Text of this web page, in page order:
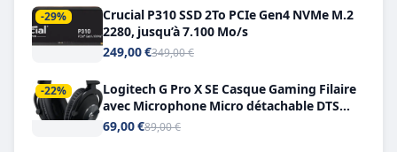
-29%
Crucial P310 SSD 2To PCIe Gen4 NVMe M.2
2280, jusqu’à 7.100 Mo/s
249,00 €349,00 €
-22%
Logitech G Pro X SE Casque Gaming Filaire
avec Microphone Micro détachable DTS
Headphone X 7.1
69,00 €89,00 €